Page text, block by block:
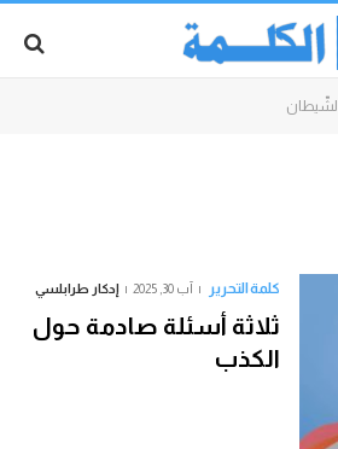
الشّيطان
كلمة التحرير آب 30, 2025 إدكار طرابلسي
ثلاثة أسئلة صادمة حول
الكذب